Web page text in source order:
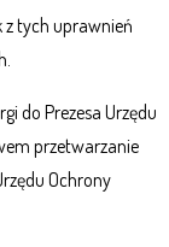
z tych uprawnień
do Prezesa Urzędu
przetwarzanie
Ochrony